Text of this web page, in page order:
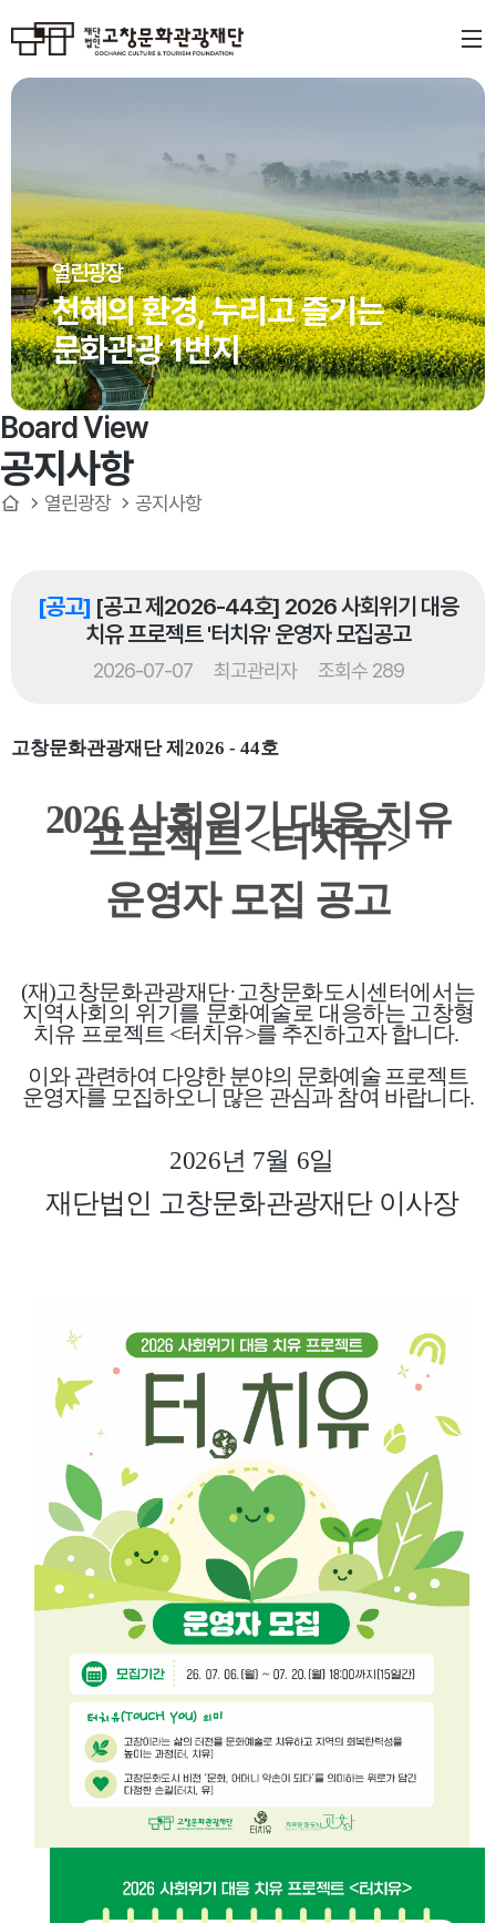
열린광장
천혜의 환경, 누리고 즐기는
문화관광 1번지
Board View
공지사항
열린광장 공지사항
[공고] [공고 제2026-44호] 2026 사회위기 대응
치유 프로젝트 '터치유' 운영자 모집공고
2026-07-07 최고관리자 조회수 289
고창문화관광재단 제2026 - 44호
2026 사회위기 대응 치유
프로젝트 <터치유>
운영자 모집 공고
(재)고창문화관광재단·고창문화도시센터에서는
지역사회의 위기를 문화예술로 대응하는 고창형
치유 프로젝트 <터치유>를 추진하고자 합니다.
이와 관련하여 다양한 분야의 문화예술 프로젝트
운영자를 모집하오니 많은 관심과 참여 바랍니다.
2026년 7월 6일
재단법인 고창문화관광재단 이사장